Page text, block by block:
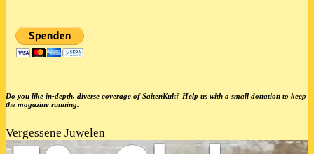
Do you like in-depth, diverse coverage of SaitenKult? Help us with a small donation to keep
the magazine running.
Vergessene Juwelen